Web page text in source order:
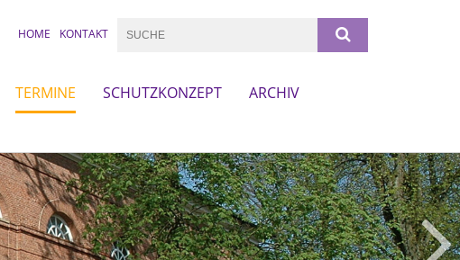
HOME KONTAKT
TERMINE SCHUTZKONZEPT
ARCHIV